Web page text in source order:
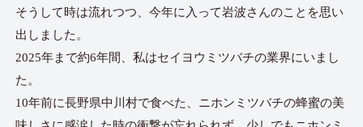
そうして時は流れつつ、今年に入って岩波さんのことを思い
出しました。
2025年まで約6年間、私はセイヨウミツバチの業界にいまし
た。
10年前に長野県中川村で食べた、ニホンミツバチの蜂蜜の美